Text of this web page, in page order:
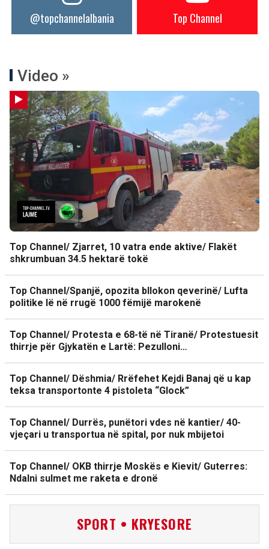
@topchannelalbania Top Channel
Video »
Top Channel/ Zjarret, 10 vatra ende aktive/ Flakët
shkrumbuan 34.5 hektarë tokë
Top Channel/Spanjë, opozita bllokon qeverinë/ Lufta
politike lë në rrugë 1000 fëmijë marokenë
Top Channel/ Protesta e 68-të në Tiranë/ Protestuesit
thirrje për Gjykatën e Lartë: Pezulloni…
Top Channel/ Dëshmia/ Rrëfehet Kejdi Banaj që u kap
teksa transportonte 4 pistoleta “Glock”
Top Channel/ Durrës, punëtori vdes në kantier/ 40-
vjeçari u transportua në spital, por nuk mbijetoi
Top Channel/ OKB thirrje Moskës e Kievit/ Guterres:
Ndalni sulmet me raketa e dronë
SPORT • KRYESORE